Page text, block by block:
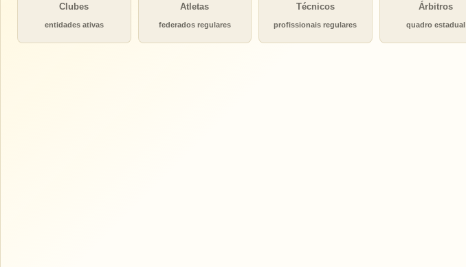
Clubes
entidades ativas
Atletas
federados regulares
Técnicos
profissionais regulares
Árbitros
quadro estadual